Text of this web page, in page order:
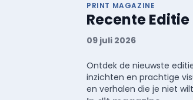
PRINT MAGAZINE
Recente Editie
09 juli 2026
Ontdek de nieuwste
inzichten en prachtige
en verhalen die je niet